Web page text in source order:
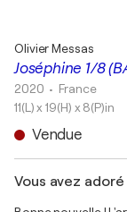
Joséphine 1/8
Olivier Messas
2020 • France
11(L) x 19(H) x 8(P)in
Vendue
Vous avez